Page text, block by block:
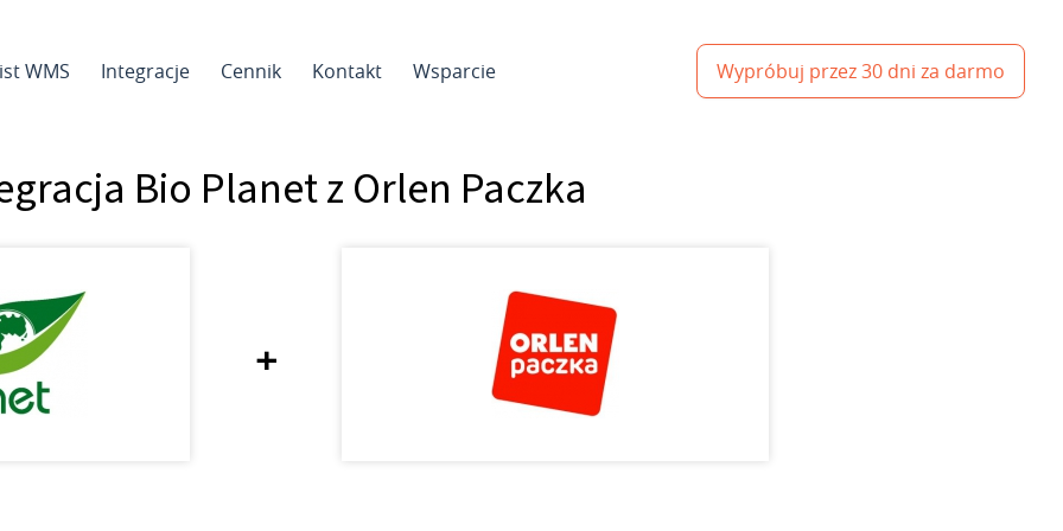
WMS Integracje Cennik Kontakt Wsparcie Wypróbuj przez 30 dni za darmo
Bio Planet z Orlen Paczka
+